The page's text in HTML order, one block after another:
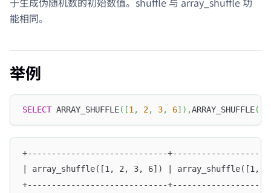
能相同。
举例
SELECT ARRAY_SHUFFLE( [1, 2, 3, 6] ) ,ARRAY_SHUFFLE(
+-----------------------------
| array_shuffle([1, 2, 3, 6]) | array_shuffle([1,
+-----------------------------